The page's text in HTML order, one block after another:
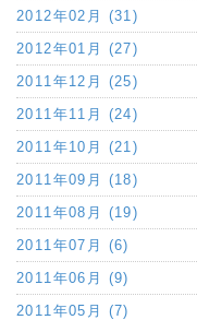
2012年02月 (31)
2012年01月 (27)
2011年12月 (25)
2011年11月 (24)
2011年10月 (21)
2011年09月 (18)
2011年08月 (19)
2011年07月 (6)
2011年06月 (9)
2011年05月 (7)